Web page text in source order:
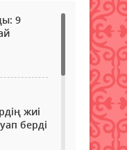
9
жиі
берді